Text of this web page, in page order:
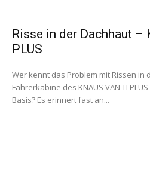
Risse in der Dachhaut –
PLUS
Wer kennt das Problem mit Rissen in
Fahrerkabine des KNAUS VAN TI
Basis? Es erinnert fast an...